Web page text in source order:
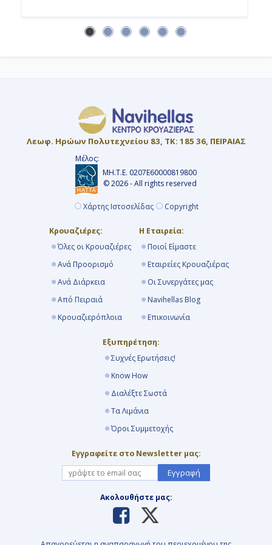
Χρησιμοποιούμε cookies για να κάνουμε την ιστοσελίδα μας
Ημέρα 17η
Ντόβερ (Λονδίνο), Αγγλία
Ρότερνταμ , Ολλανδία
Αποβίβαση
Λεωφ. Ηρώων Πολυτεχνείου 83, ΤΚ: 185 36, ΠΕΙΡΑΙΑΣ
Μέλος:
ΜΗ.Τ.Ε. 0207Ε60000819800
© 2026 - All rights reserved
Χάρτης Ιστοσελίδας Copyright
Κρουαζιέρες:
Όλες οι Κρουαζιέρες
Ανά Προορισμό
Ανά Διάρκεια
Από Πειραιά
Κρουαζιερόπλοια
Η Εταιρεία:
Ποιοί Είμαστε
Εταιρείες Κρουαζιέρας
Οι Συνεργάτες μας
Navihellas Blog
Επικοινωνία
Εξυπηρέτηση:
Συχνές Ερωτήσεις!
Know How
Διαλέξτε Σωστά
Τα Λιμάνια
Όροι Συμμετοχής
Εγγραφείτε στο Newsletter μας:
Εγγραφή
Ακολουθήστε μας: